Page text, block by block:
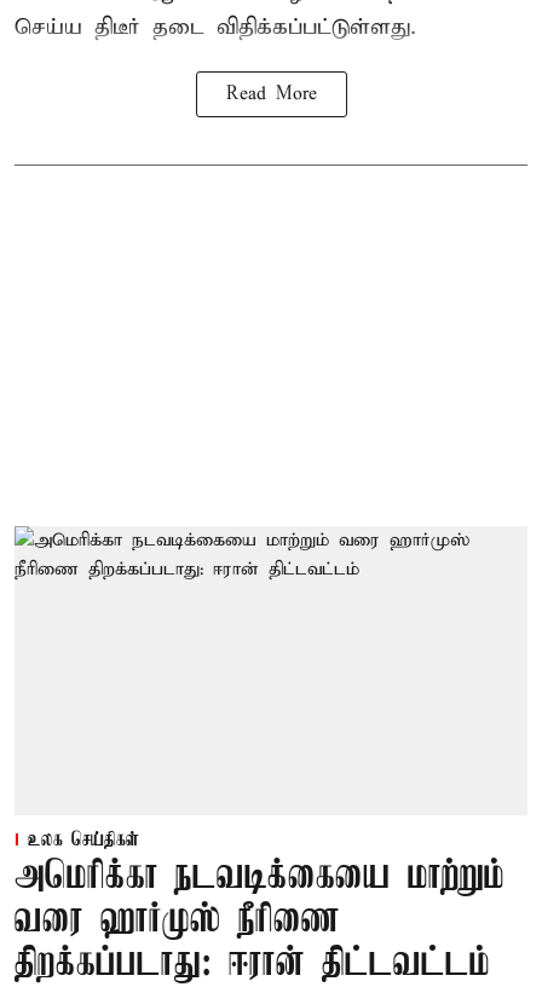
செய்ய திடீர் தடை விதிக்கப்பட்டுள்ளது.
Read More
உலக செய்திகள்
அமெரிக்கா நடவடிக்கையை மாற்றும்
வரை ஹார்முஸ் நீரிணை
திறக்கப்படாது: ஈரான் திட்டவட்டம்